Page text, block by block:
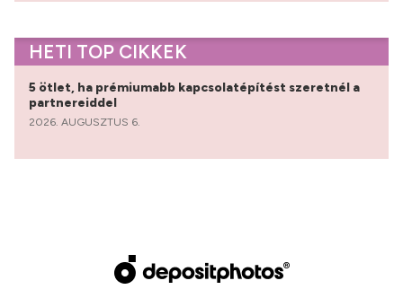
HETI TOP CIKKEK
5 ötlet, ha prémiumabb kapcsolatépítést szeretnél a
partnereiddel
2026. AUGUSZTUS 6.